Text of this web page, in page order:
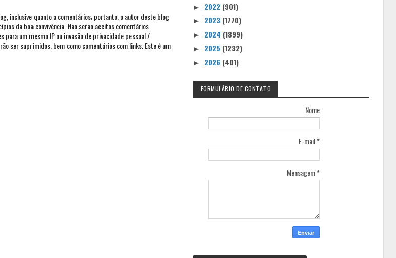
inclusive quanto a comentários; portanto, o autor deste blog
da boa convivência. Não serão aceitos comentários
um mesmo IP ou invasão de privacidade pessoal /
ser suprimidos, bem como comentários com links. Este é um
► 2022 (901)
► 2023 (1770)
► 2024 (1899)
► 2025 (1232)
► 2026 (401)
FORMULÁRIO DE CONTATO
Nome
E-mail*
Mensagem*